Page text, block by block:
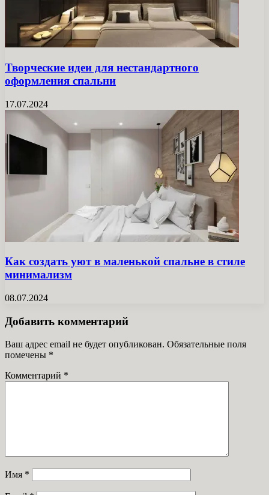
Творческие идеи для нестандартного
оформления спальни
17.07.2024
Как создать уют в маленькой спальне в стиле
минимализм
08.07.2024
Добавить комментарий
Ваш адрес email не будет опубликован. Обязательные поля
помечены *
Комментарий *
Имя *